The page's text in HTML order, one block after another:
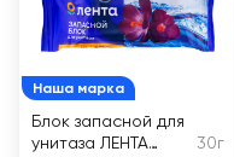
Наша марка
Блок запасной для
унитаза ЛЕНТА
30г